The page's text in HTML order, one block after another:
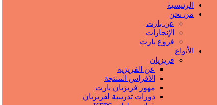
الرئيسية
من نحن
عن بارت
الإنجازات
فروع بارت
الأنواع
فریزیان
عن الفريزية
الأفراس المنتجة
مهور فريزيان بارت
دورات تدريبية لفريزيان